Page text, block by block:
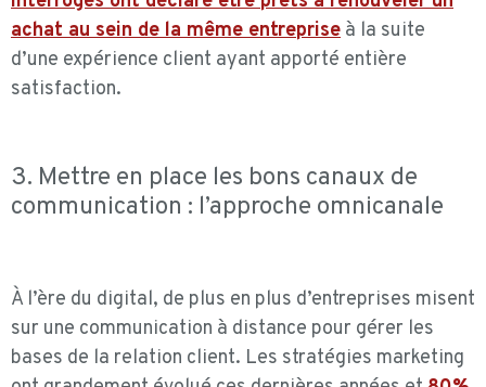
achat au sein de la même entreprise à la suite
d’une expérience client ayant apporté entière
satisfaction.
3. Mettre en place les bons canaux de
communication : l’approche omnicanale
À l’ère du digital, de plus en plus d’entreprises misent
sur une communication à distance pour gérer les
bases de la relation client. Les stratégies marketing